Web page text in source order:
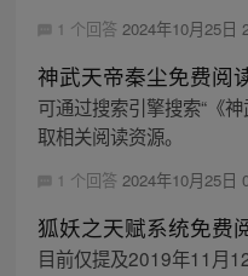
1 个回答 2024年10月25日
神武天帝秦尘免费阅
可通过搜索引擎搜索“《
取相关阅读资源。
1 个回答 2024年10月25日
狐妖之天赋系统免费
目前仅提及2019年11月